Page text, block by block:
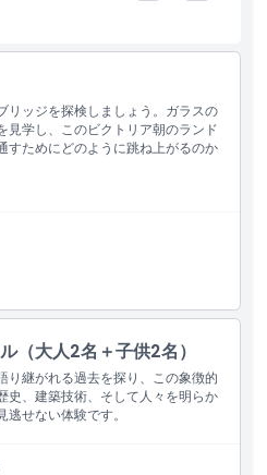
リッジを探検しましょう。ガラスの
見学し、このビクトリア朝のランド
すためにどのように跳ね上がるのか
（大人2名＋子供2名）
り継がれる過去を探り、この象徴的
史、建築技術、そして人々を明らか
せない体験です。